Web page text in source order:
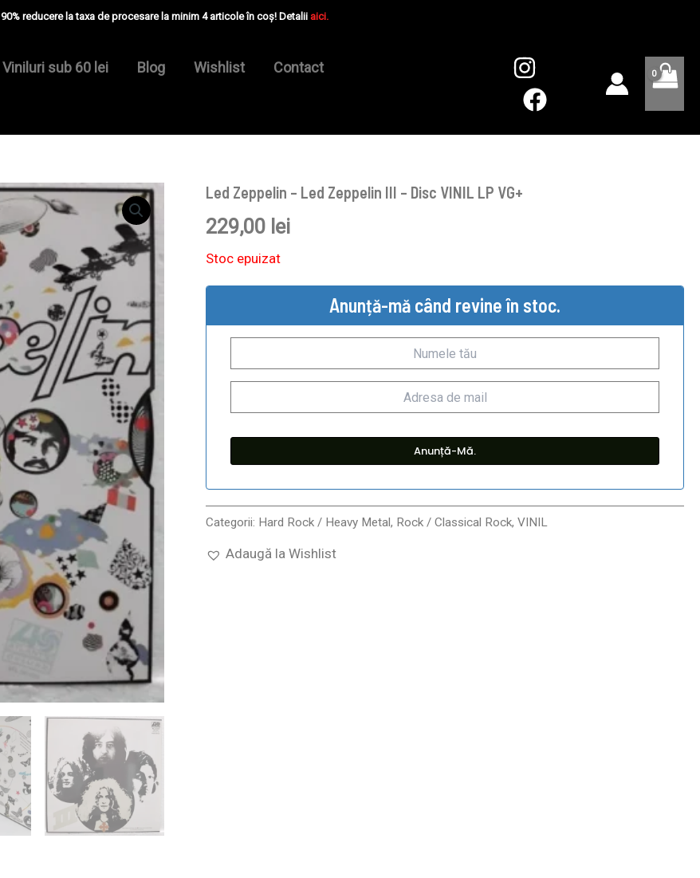
90% reducere la taxa de procesare la minim 4 articole în coș! Detalii aici.
Viniluri sub 60 lei Blog Wishlist Contact
Led Zeppelin – Led Zeppelin III – Disc VINIL LP VG+
229,00 lei
Stoc epuizat
Anunță-mă când revine în stoc.
Categorii: Hard Rock / Heavy Metal, Rock / Classical Rock,VINIL
Adaugă la Wishlist